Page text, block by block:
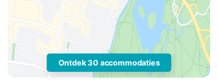
Ontdek 30 accommodaties